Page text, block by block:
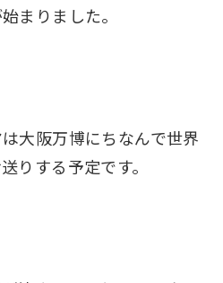
まりました。
大阪万博にちなんで世界
りする予定です。